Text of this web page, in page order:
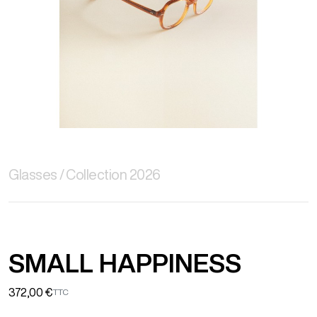
Glasses Collection 2026
SMALL HAPPINESS
372,00 €TTC